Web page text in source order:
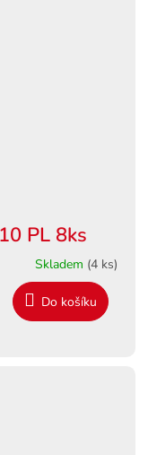
PL 8ks
Skladem (4 ks)
Do košíku